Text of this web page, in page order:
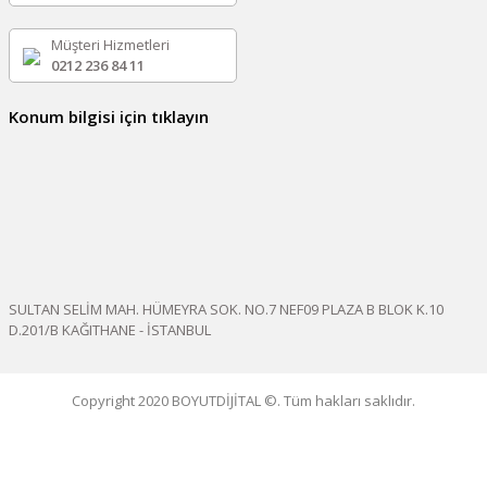
Müşteri Hizmetleri
0212 236 84 11
Konum bilgisi için tıklayın
SULTAN SELİM MAH. HÜMEYRA SOK. NO.7 NEF09 PLAZA B BLOK K.10
D.201/B KAĞITHANE - İSTANBUL
Copyright 2020 BOYUTDİJİTAL ©. Tüm hakları saklıdır.